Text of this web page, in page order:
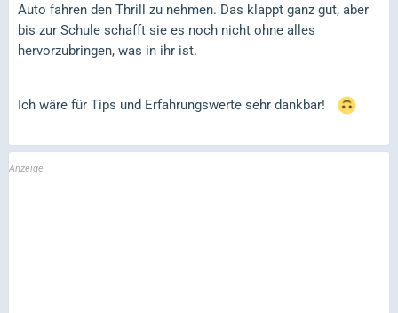
Auto fahren den Thrill zu nehmen. Das klappt ganz gut, aber
bis zur Schule schafft sie es noch nicht ohne alles
hervorzubringen, was in ihr ist.
Ich wäre für Tips und Erfahrungswerte sehr dankbar!